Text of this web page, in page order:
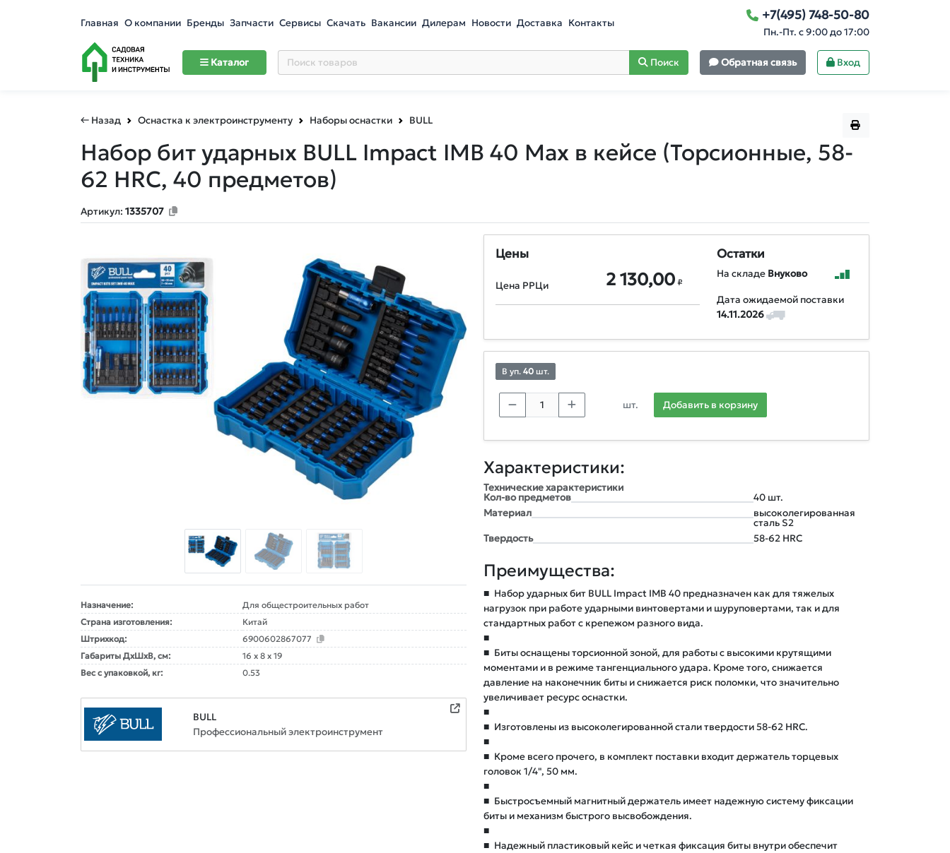
Главная О компании Бренды Запчасти Сервисы Скачать Вакансии Дилерам Новости Доставка Контакты +7(495) 748-50-80
Пн.-Пт. с 9:00 до 17:00
Каталог Поиск Обратная связь Вход
← Назад Оснастка к электроинструменту Наборы оснастки BULL
Набор бит ударных BULL Impact IMB 40 Max в кейсе (Торсионные, 58-
62 HRC, 40 предметов)
Артикул: 1335707
Назначение:
Для общестроительных работ
Страна изготовления:
Китай
Штрихкод:
6900602867077
Габариты ДxШxВ, см:
16 x 8 x 19
Вес с упаковкой, кг:
0.53
BULL
Профессиональный электроинструмент
Цены
Цена РРЦи 2 130,00 ₽
Остатки
На складе Внуково
Дата ожидаемой поставки
14.11.2026
В уп. 40 шт.
шт. Добавить в корзину
Характеристики:
Технические характеристики
Кол-во предметов
40 шт.
Материал
высоколегированная
сталь S2
Твердость
58-62 HRC
Преимущества:
■ Набор ударных бит BULL Impact IMB 40 предназначен как для тяжелых
нагрузок при работе ударными винтовертами и шуруповертами, так и для
стандартных работ с крепежом разного вида.
■
■ Биты оснащены торсионной зоной, для работы с высокими крутящими
моментами и в режиме тангенциального удара. Кроме того, снижается
давление на наконечник биты и снижается риск поломки, что значительно
увеличивает ресурс оснастки.
■
■ Изготовлены из высоколегированной стали твердости 58-62 HRC.
■
■ Кроме всего прочего, в комплект поставки входит держатель торцевых
головок 1/4", 50 мм.
■
■ Быстросъемный магнитный держатель имеет надежную систему фиксации
биты и механизм быстрого высвобождения.
■
■ Надежный пластиковый кейс и четкая фиксация биты внутри обеспечит